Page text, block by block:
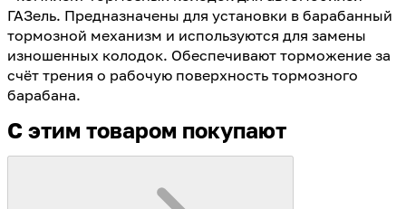
ГАЗель. Предназначены для установки в барабанный
тормозной механизм и используются для замены
изношенных колодок. Обеспечивают торможение за
счёт трения о рабочую поверхность тормозного
барабана.
С этим товаром покупают